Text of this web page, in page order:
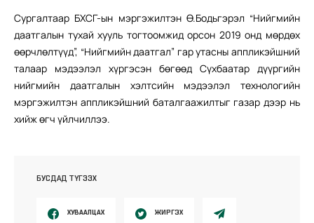
Сургалтаар БХСГ-ын мэргэжилтэн Ө.Бодьгэрэл “Нийгмийн
даатгалын тухай хууль тогтоомжид орсон 2019 онд мөрдөх
өөрчлөлтүүд”, “Нийгмийн даатгал” гар утасны аппликэйшний
талаар мэдээлэл хүргэсэн бөгөөд Сүхбаатар дүүргийн
нийгмийн даатгалын хэлтсийн мэдээлэл технологийн
мэргэжилтэн аппликэйшний баталгаажилтыг газар дээр нь
хийж өгч үйлчиллээ.
БУСДАД ТҮГЭЭХ
ХУВААЛЦАХ ЖИРГЭХ